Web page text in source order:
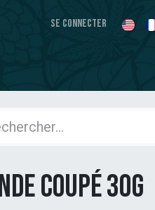
Se connecter
coupé 30g